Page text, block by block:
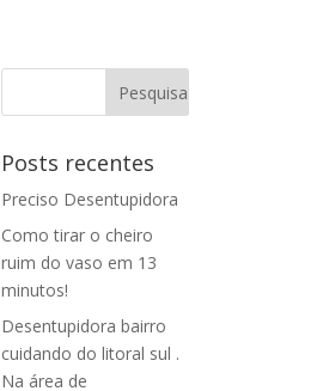
Posts recentes
Preciso Desentupidora
Como tirar o cheiro
ruim do vaso em 13
minutos!
Desentupidora bairro
cuidando do litoral sul .
Na área de